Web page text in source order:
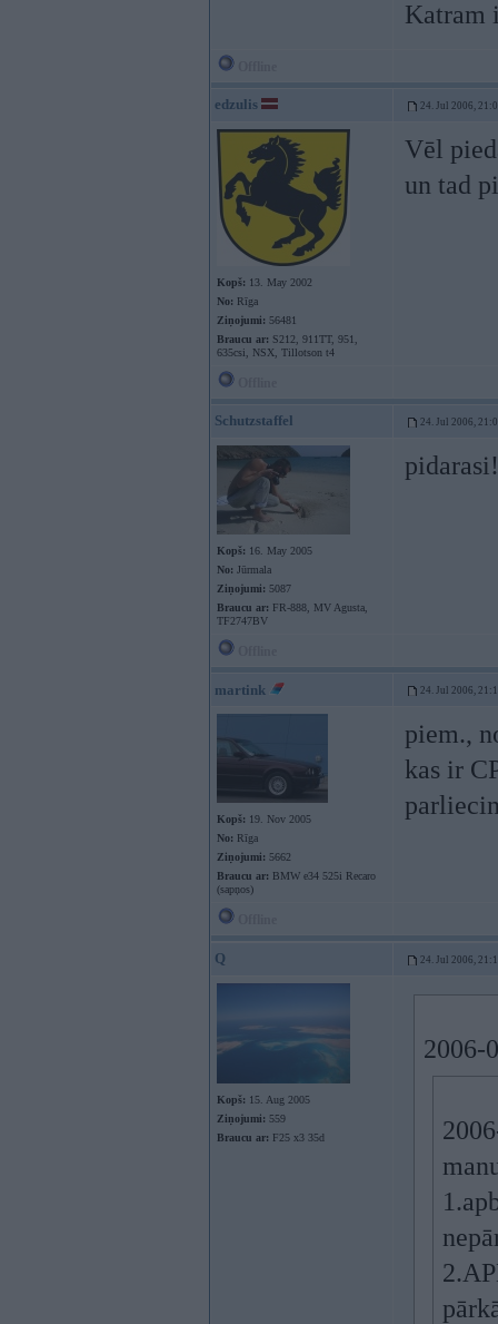
Katram
edzulis 24. Jul 2006,
Kopš: 13. May 2002
No: Rīga
Ziņojumi: 56481
Braucu ar: S212, 911TT, 951,
635csi, NSX, Tillotson t4
Vēl
un tad
Schutzstaffel 24. Jul 2006,
Kopš: 16. May 2005
No: Jūrmala
Ziņojumi: 5087
Braucu ar: FR-888, MV Agusta,
TF2747BV
pidarasi!
martink 24. Jul 2006,
Kopš: 19. Nov 2005
No: Rīga
Ziņojumi: 5662
Braucu ar: BMW e34 525i Recaro
(sapņos)
piem.,
kas ir
Q 24. Jul 2006,
Kopš: 15. Aug 2005
Ziņojumi: 559
Braucu ar: F25 x3 35d
2006-